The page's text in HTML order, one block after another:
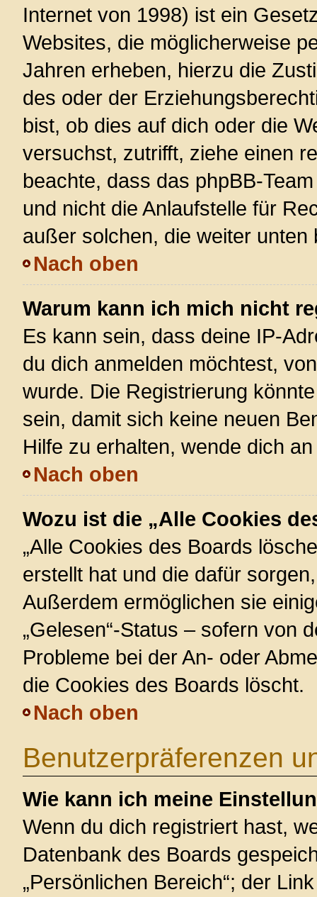
Internet von 1998) ist ein
Websites, die möglicherweise
Jahren erheben, hierzu die
des oder der
bist, ob dies auf dich oder die
versuchst, zutrifft, ziehe einen
beachte, dass das phpBB-
und nicht die Anlaufstelle für
außer solchen, die weiter unten
Nach oben
Warum kann ich mich nicht
Es kann sein, dass deine IP-
du dich anmelden möchtest,
wurde. Die Registrierung
sein, damit sich keine neuen
Hilfe zu erhalten, wende dich
Nach oben
Wozu ist die „Alle Cookies
„Alle Cookies des Boards
erstellt hat und die dafür
Außerdem ermöglichen sie
„Gelesen“-Status – sofern von
Probleme bei der An- oder
die Cookies des Boards löscht.
Nach oben
Benutzerpräferenzen
Wie kann ich meine
Wenn du dich registriert hast,
Datenbank des Boards
„Persönlichen Bereich“; der